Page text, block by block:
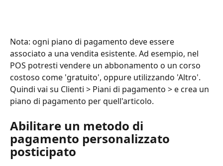
Nota: ogni piano di pagamento deve essere
associato a una vendita esistente. Ad esempio, nel
POS potresti vendere un abbonamento o un corso
costoso come 'gratuito', oppure utilizzando 'Altro'.
Quindi vai su Clienti > Piani di pagamento > e crea un
piano di pagamento per quell'articolo.
Abilitare un metodo di
pagamento personalizzato
posticipato